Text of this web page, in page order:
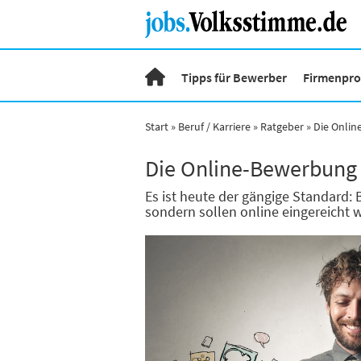
Tipps für Bewerber
Start Beruf / Karriere Ratgeber Die
Die Online-
Es ist heute der gängige
sondern sollen online eingereicht